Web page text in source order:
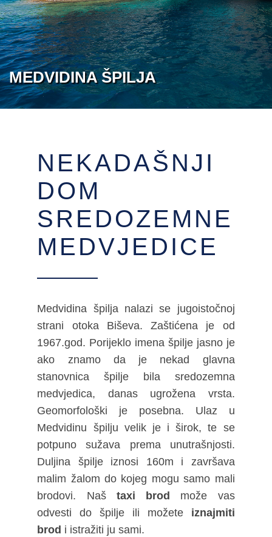
MEDVIDINA ŠPILJA
NEKADAŠNJI
DOM
SREDOZEMNE
MEDVJEDICE
Medvidina špilja nalazi se jugoistočnoj
strani otoka Biševa. Zaštićena je od
1967.god. Porijeklo imena špilje jasno je
ako znamo da je nekad glavna
stanovnica špilje bila sredozemna
medvjedica, danas ugrožena vrsta.
Geomorfološki je posebna. Ulaz u
Medvidinu špilju velik je i širok, te se
potpuno sužava prema unutrašnjosti.
Duljina špilje iznosi 160m i završava
malim žalom do kojeg mogu samo mali
brodovi. Naš taxi brod
može vas
odvesti do špilje ili možete iznajmiti
brod i istražiti ju sami.